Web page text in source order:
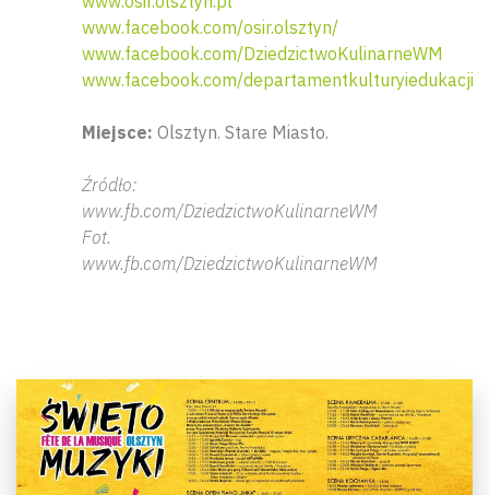
www.facebook.com/osir.olsztyn/
www.facebook.com/DziedzictwoKulinarneWM
www.facebook.com/departamentkulturyiedukacji
Miejsce: Olsztyn. Stare Miasto.
Źródło:
www.fb.com/DziedzictwoKulinarneWM
Fot.
www.fb.com/DziedzictwoKulinarneWM